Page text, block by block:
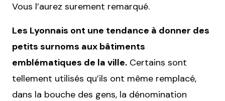
Vous l’aurez surement remarqué.
Les Lyonnais ont une tendance à donner des
petits surnoms aux bâtiments
emblématiques de la ville. Certains sont
tellement utilisés qu’ils ont même remplacé,
dans la bouche des gens, la dénomination